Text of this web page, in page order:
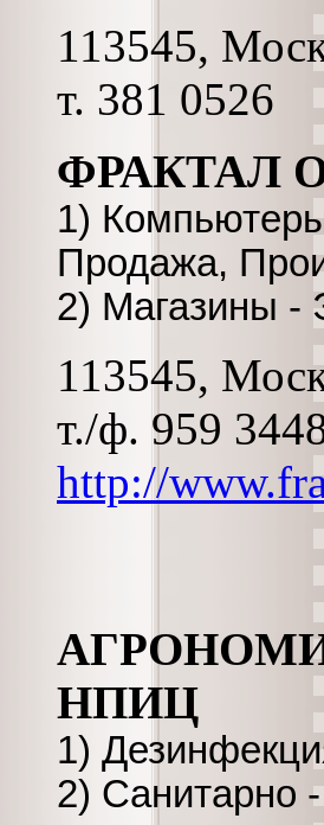
113545,
т. 381 0526
ФРАКТАЛ
1)
Продажа,
2) Магазины -
113545,
т./ф. 959
http://
НПИЦ
1)
2) Санитарно